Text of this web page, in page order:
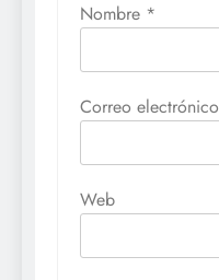
Nombre *
Correo electrónico
Web